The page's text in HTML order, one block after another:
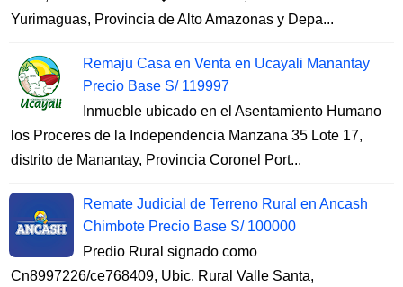
Yurimaguas, Provincia de Alto Amazonas y Depa...
Remaju Casa en Venta en Ucayali Manantay
Precio Base S/ 119997
Inmueble ubicado en el Asentamiento Humano
los Proceres de la Independencia Manzana 35 Lote 17,
distrito de Manantay, Provincia Coronel Port...
Remate Judicial de Terreno Rural en Ancash
Chimbote Precio Base S/ 100000
Predio Rural signado como
Cn8997226/ce768409, Ubic. Rural Valle Santa,